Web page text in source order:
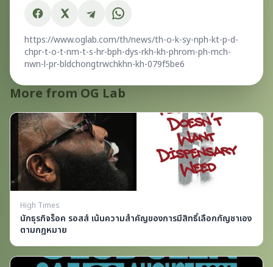
https://www.oglab.com/th/news/th-o-k-sy-nph-kt-p-d-
chpr-t-o-t-nm-t-s-hr-bph-dys-rkh-kh-phrom-ph-mch-
nwn-l-pr-bldchongtrwchkhn-kh-079f5be6
More from OG Lab
High Times
นักธุรกิจร็อค รอสส์ เน้นความสำคัญของการมีสิทธิ์เลือกกัญชาเอง
ตามกฎหมาย